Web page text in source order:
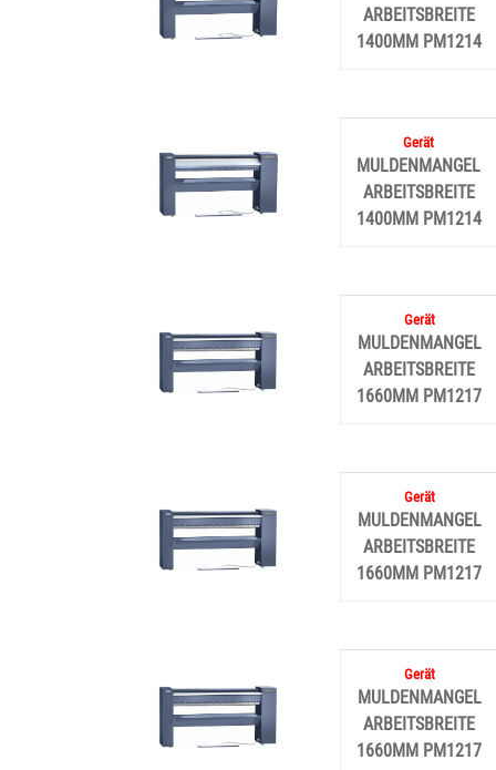
ARBEITSBREITE
1400MM PM1214
MULDENMANGEL
ARBEITSBREITE
1400MM PM1214
MULDENMANGEL
ARBEITSBREITE
1660MM PM1217
MULDENMANGEL
ARBEITSBREITE
1660MM PM1217
MULDENMANGEL
ARBEITSBREITE
1660MM PM1217